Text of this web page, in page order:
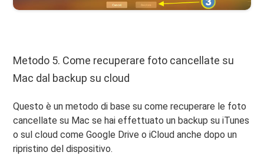
Metodo 5. Come recuperare foto cancellate su
Mac dal backup su cloud
Questo è un metodo di base su come recuperare le foto
cancellate su Mac se hai effettuato un backup su iTunes
o sul cloud come Google Drive o iCloud anche dopo un
ripristino del dispositivo.